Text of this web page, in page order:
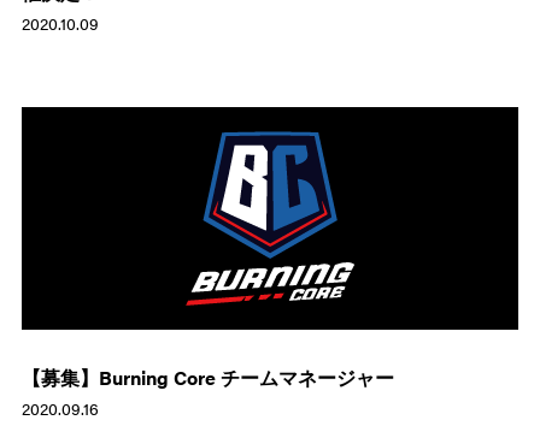
2020.10.09
【募集】Burning Core チームマネージャー
2020.09.16